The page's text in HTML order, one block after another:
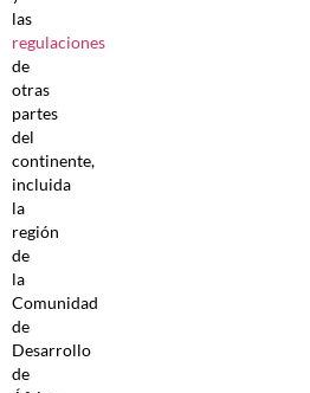
las
regulaciones
de
otras
partes
del
continente,
incluida
la
región
de
la
Comunidad
de
Desarrollo
de